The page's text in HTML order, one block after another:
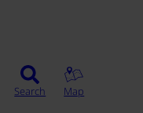
Search Map